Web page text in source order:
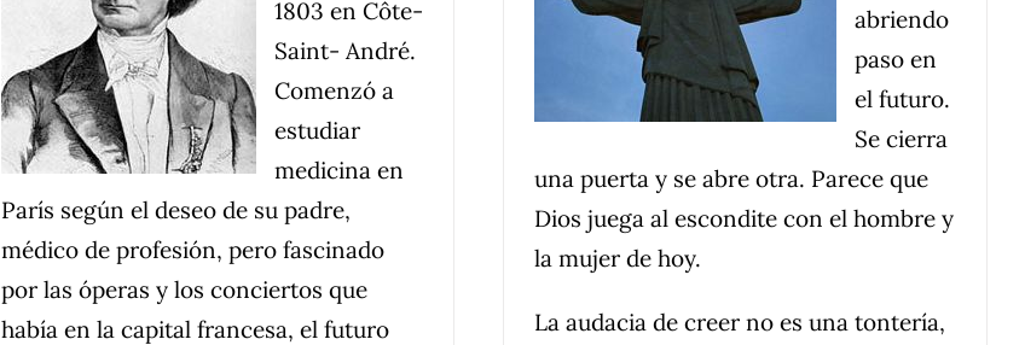
1803 en Côte-
Saint- André.
Comenzó a
estudiar
medicina en
París según el deseo de su padre,
médico de profesión, pero fascinado
por las óperas y los conciertos que
había en la capital francesa, el futuro
abriendo
paso en
el futuro.
Se cierra
una puerta y se abre otra. Parece que
Dios juega al escondite con el hombre y
la mujer de hoy.
La audacia de creer no es una tontería,